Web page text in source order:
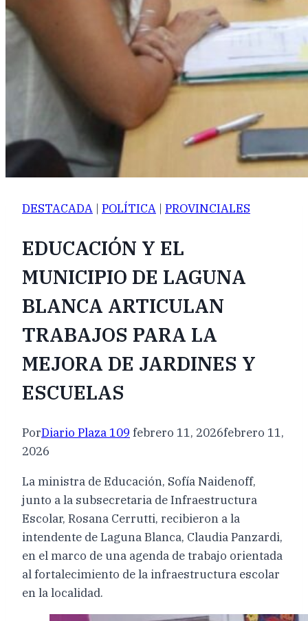
DESTACADA | POLÍTICA | PROVINCIALES
EDUCACIÓN Y EL
MUNICIPIO DE LAGUNA
BLANCA ARTICULAN
TRABAJOS PARA LA
MEJORA DE JARDINES Y
ESCUELAS
PorDiario Plaza 109 febrero 11, 2026febrero 11,
2026
La ministra de Educación, Sofía Naidenoff,
junto a la subsecretaria de Infraestructura
Escolar, Rosana Cerrutti, recibieron a la
intendente de Laguna Blanca, Claudia Panzardi,
en el marco de una agenda de trabajo orientada
al fortalecimiento de la infraestructura escolar
en la localidad.